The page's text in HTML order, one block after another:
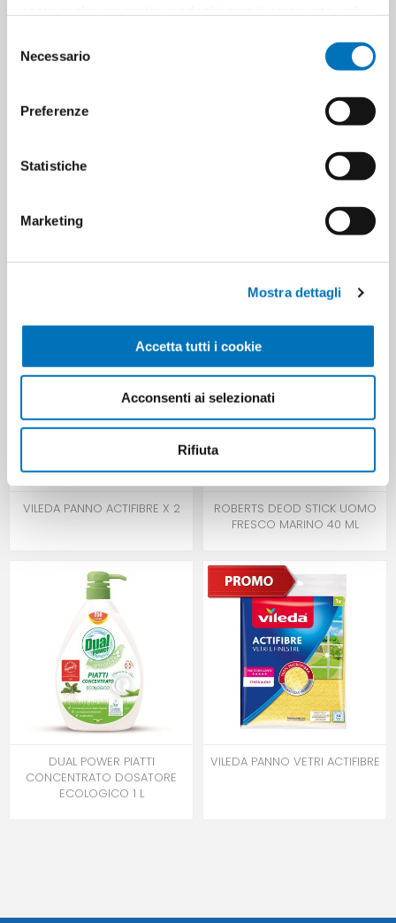
delNecessario
Preferenze
Statistiche
Marketing
Mostra dettagli
Accetta tutti i cookie
Acconsenti ai selezionati
Rifiuta
8002410037890
HANNO ACQUISTATO ANCHE
VILEDA PANNO ACTIFIBRE X 2
ROBERTS DEOD STICK UOMO
FRESCO MARINO 40 ML
DUAL POWER PIATTI
CONCENTRATO DOSATORE
ECOLOGICO 1 L
VILEDA PANNO VETRI ACTIFIBRE